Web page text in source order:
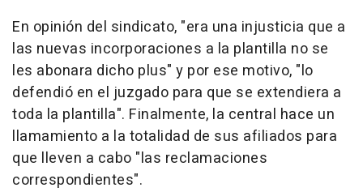
En opinión del sindicato, "era una injusticia que a
las nuevas incorporaciones a la plantilla no se
les abonara dicho plus" y por ese motivo, "lo
defendió en el juzgado para que se extendiera a
toda la plantilla". Finalmente, la central hace un
llamamiento a la totalidad de sus afiliados para
que lleven a cabo "las reclamaciones
correspondientes".